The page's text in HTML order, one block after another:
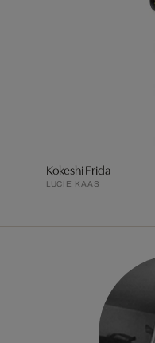
Kokeshi Frida
LUCIE KAAS